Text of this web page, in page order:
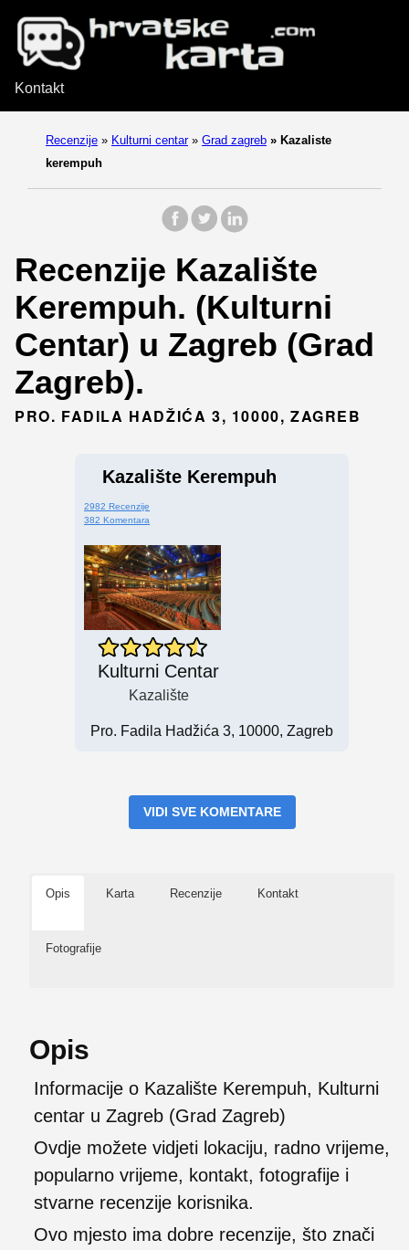
Kontakt
Recenzije » Kulturni centar » Grad zagreb » Kazaliste
kerempuh
Recenzije Kazalište
Kerempuh. (Kulturni
Centar) u Zagreb (Grad
Zagreb).
PRO. FADILA HADŽIĆA 3, 10000, ZAGREB
Kazalište Kerempuh
2982 Recenzije
382 Komentara
Kulturni Centar
Kazalište
Pro. Fadila Hadžića 3, 10000, Zagreb
VIDI SVE KOMENTARE
Opis Karta Recenzije Kontakt
Fotografije
Opis
Informacije o Kazalište Kerempuh, Kulturni
centar u Zagreb (Grad Zagreb)
Ovdje možete vidjeti lokaciju, radno vrijeme,
popularno vrijeme, kontakt, fotografije i
stvarne recenzije korisnika.
Ovo mjesto ima dobre recenzije, što znači